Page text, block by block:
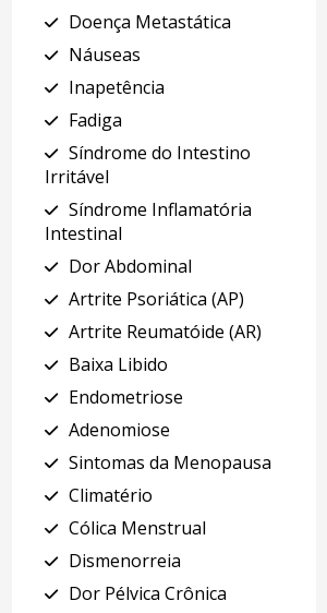
Doença Metastática
Náuseas
Inapetência
Fadiga
Síndrome do Intestino
Irritável
Síndrome Inflamatória
Intestinal
Dor Abdominal
Artrite Psoriática (AP)
Artrite Reumatóide (AR)
Baixa Libido
Endometriose
Adenomiose
Sintomas da Menopausa
Climatério
Cólica Menstrual
Dismenorreia
Dor Pélvica Crônica